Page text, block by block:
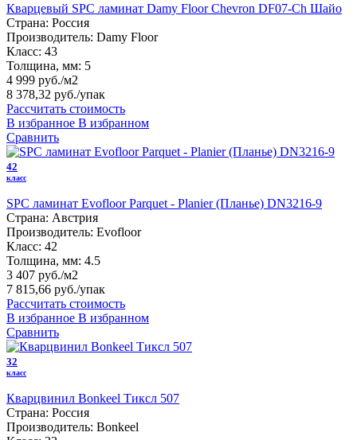
Кварцевый SPC ламинат Damy Floor Chevron DF07-Ch Шайо
Страна: Россия
Производитель: Damy Floor
Класс: 43
Толщина, мм: 5
4 999 руб./м2
8 378,32 руб./упак
Рассчитать стоимость
В избранное В избранном
Сравнить
42
класс
SPC ламинат Evofloor Parquet - Planier (Планье) DN3216-9
Страна: Австрия
Производитель: Evofloor
Класс: 42
Толщина, мм: 4.5
3 407 руб./м2
7 815,66 руб./упак
Рассчитать стоимость
В избранное В избранном
Сравнить
32
класс
Кварцвинил Bonkeel Тиксл 507
Страна: Россия
Производитель: Bonkeel